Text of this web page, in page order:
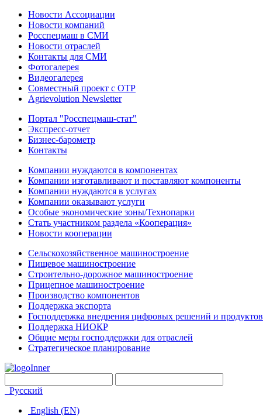
Новости Ассоциации
Новости компаний
Росспецмаш в СМИ
Новости отраслей
Контакты для СМИ
Фотогалерея
Видеогалерея
Совместный проект с ОТР
Agrievolution Newsletter
Портал "Росспецмаш-стат"
Экспресс-отчет
Бизнес-барометр
Контакты
Компании нуждаются в компонентах
Компании изготавливают и поставляют компоненты
Компании нуждаются в услугах
Компании оказывают услуги
Особые экономические зоны/Технопарки
Стать участником раздела «Кооперация»
Новости кооперации
Сельскохозяйственное машиностроение
Пищевое машиностроение
Строительно-дорожное машиностроение
Прицепное машиностроение
Производство компонентов
Поддержка экспорта
Господдержка внедрения цифровых решений и продуктов
Поддержка НИОКР
Общие меры господдержки для отраслей
Стратегическое планирование
Русский
English (EN)